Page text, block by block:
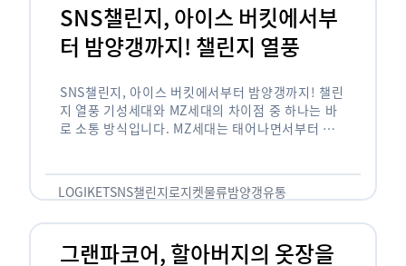
SNS챌린지, 아이스 버킷에서부
터 밤양갱까지! 챌린지 열풍
SNS챌린지, 아이스 버킷에서부터 밤양갱까지! 챌린
지 열풍 기성세대와 MZ세대의 차이점 중 하나는 바
로 소통 방식입니다. MZ세대는 태어나면서부터 디
도 능숙한 …
LOGIKETSNS챌린지로지켓물류밤양갱유통
그랜파코어, 할아버지의 옷장을